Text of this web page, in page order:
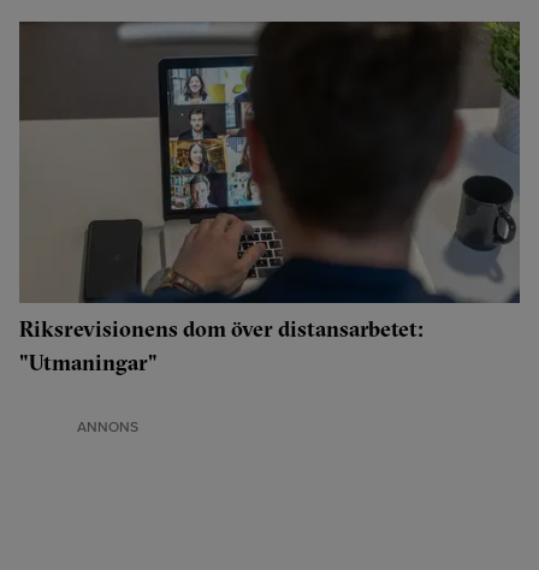
Riksrevisionens dom över distansarbetet:
"Utmaningar"
ANNONS